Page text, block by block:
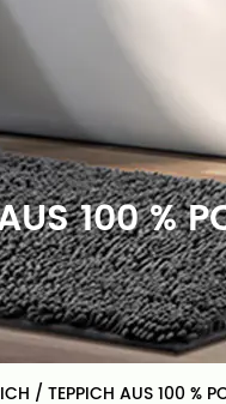
100 %
/ TEPPICH AUS 100 %